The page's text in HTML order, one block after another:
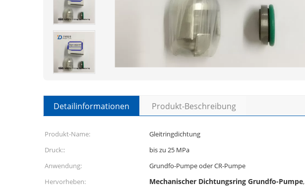
Detailinformationen Produkt-Beschreibung
Produkt-Name: Gleitringdichtung
Druck::
bis zu 25 MPa
Anwendung:
Grundfo-Pumpe oder CR-Pumpe
Hervorheben:
Mechanischer Dichtungsring Grundfo-Pumpe,